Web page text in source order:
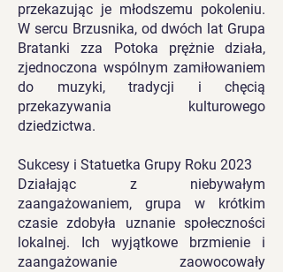
przekazując je młodszemu pokoleniu.
W sercu Brzusnika, od dwóch lat Grupa
Bratanki zza Potoka prężnie działa,
zjednoczona wspólnym zamiłowaniem
do muzyki, tradycji i chęcią
przekazywania kulturowego
dziedzictwa.
Sukcesy i Statuetka Grupy Roku 2023
Działając z niebywałym
zaangażowaniem, grupa w krótkim
czasie zdobyła uznanie społeczności
lokalnej. Ich wyjątkowe brzmienie i
zaangażowanie zaowocowały